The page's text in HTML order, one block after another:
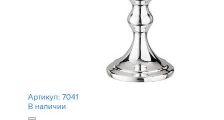
Артикул: 7041
В наличии